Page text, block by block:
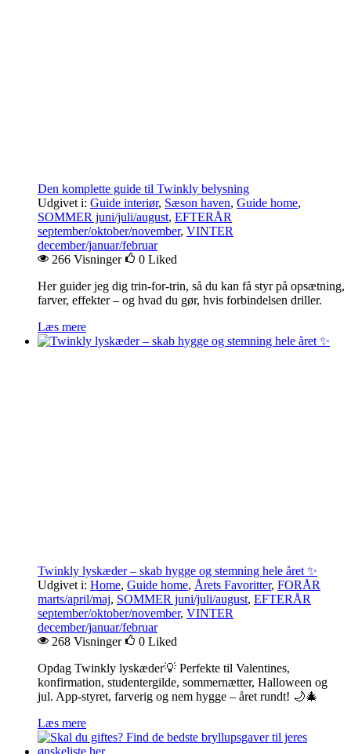
Den komplette guide til Twinkly belysning
Udgivet i: Guide interiør, Sæson haven, Guide home,
SOMMER juni/juli/august, EFTERÅR
september/oktober/november, VINTER
december/januar/februar
266 Visninger
0 Liked
Her guider jeg dig trin-for-trin, så du kan få styr på opsætning,
farver, effekter – og hvad du gør, hvis forbindelsen driller.
Læs mere
Twinkly lyskæder – skab hygge og stemning hele året ✨
Udgivet i: Home, Guide home, Årets Favoritter, FORÅR
marts/april/maj, SOMMER juni/juli/august, EFTERÅR
september/oktober/november, VINTER
december/januar/februar
268 Visninger
0 Liked
Opdag Twinkly lyskæder💡 Perfekte til Valentines,
konfirmation, studentergilde, sommernætter, Halloween og
jul. App-styret, farverig og nem hygge – året rundt! 🌙🎄
Læs mere